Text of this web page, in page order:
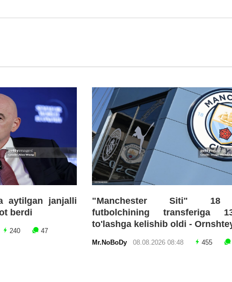
aytilgan janjalli
berdi
240 47
"Manchester Siti" 18
futbolchining transferiga
to'lashga kelishib oldi -
Mr.NoBoDy 08.08.2026 08:48 455